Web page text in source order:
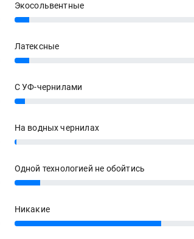
Экосольвентные
7%
Латексные
7%
С УФ-чернилами
5%
На водных чернилах
1%
Одной технологией не обойтись
12%
Никакие
68%